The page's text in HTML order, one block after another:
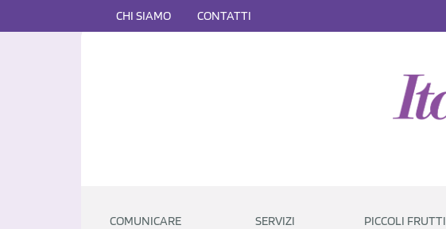
CHI SIAMO CONTATTI
COMUNICARE SERVIZI PICCOLI FRUTTI